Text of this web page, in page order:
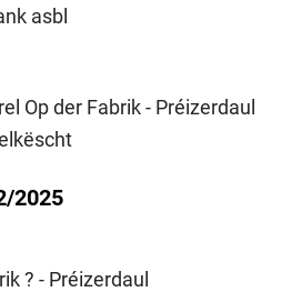
asbl
Op der Fabrik - Préizerdaul
2025
? - Préizerdaul